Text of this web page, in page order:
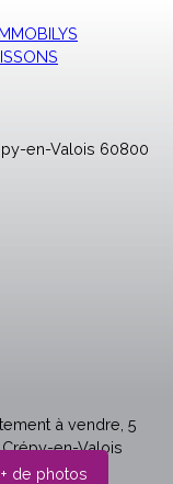
+ de photos